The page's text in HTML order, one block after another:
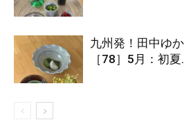
九州発！田中ゆ
［78］5月：初夏